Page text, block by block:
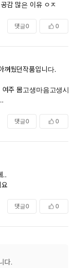
감 많은 이유 ㅇㅈ
댓글0 0
껴뒀던작품입니다.
고생시
이긴했는데(특히여주
사랑럽게표현되서 상상
다들인정하는부분이고
지만, 저는 시크작가님
들이 아무리재밌다고
고!!
댓글0 0
..
댓글0 0
다.